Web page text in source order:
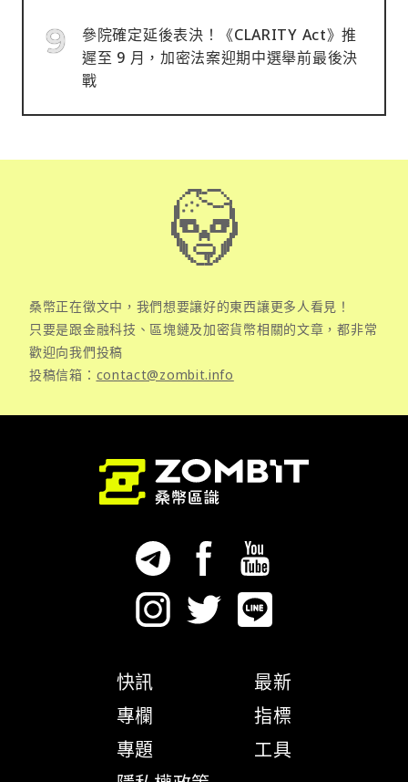
參院確定延後表決！《CLARITY Act》推
遲至 9 月，加密法案迎期中選舉前最後決
戰
桑幣正在徵文中，我們想要讓好的東西讓更多人看見！
只要是跟金融科技、區塊鏈及加密貨幣相關的文章，都非常
歡迎向我們投稿
投稿信箱： contact@zombit.info
快訊
專欄
專題
最新
指標
工具